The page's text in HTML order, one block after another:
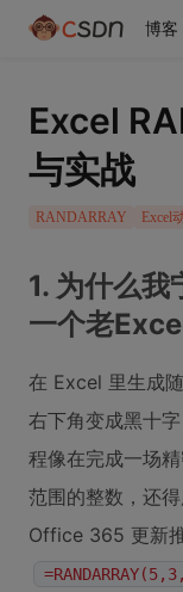
博客
Excel
与实战
RANDARRAY Excel
1. 为什么
一个老
在 Excel 里生成
右下角变成黑十
程像在完成一场
范围的整数，还得
Office 365 更新